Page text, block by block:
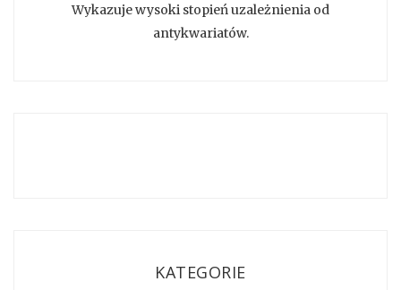
Wykazuje wysoki stopień uzależnienia od
antykwariatów.
KATEGORIE